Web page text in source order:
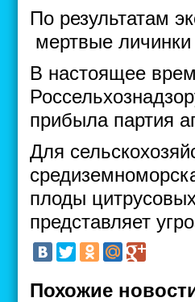
По результатам
мертвые
В настоящее
прибыла партия
Для
плоды
представляет
Похожие